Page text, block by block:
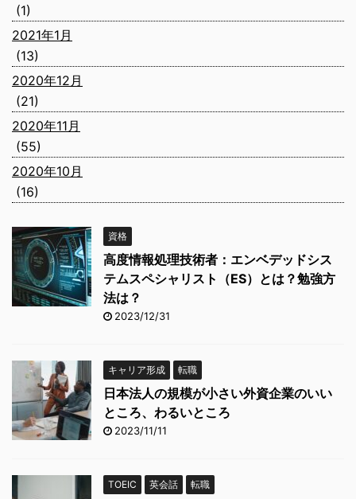
(1)
2021年1月
(13)
2020年12月
(21)
2020年11月
(55)
2020年10月
(16)
資格
高度情報処理技術者：エンベデッドシス
テムスペシャリスト（ES）とは？勉強方
法は？
2023/12/31
キャリア形成 転職
日本法人の規模が小さい外資企業のいい
ところ、わるいところ
2023/11/11
TOEIC 英会話 転職